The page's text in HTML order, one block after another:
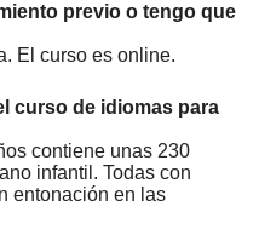
previo o tengo que
El curso es online.
curso de idiomas para
contiene unas 230
infantil. Todas con
entonación en las